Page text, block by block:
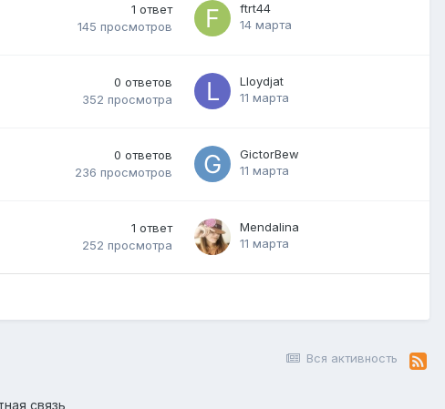
1 ответ
145 просмотров
ftrt44
14 марта
0 ответов
352 просмотра
Lloydjat
11 марта
0 ответов
236 просмотров
GictorBew
11 марта
1 ответ
252 просмотра
Mendalina
11 марта
Вся активность
связь